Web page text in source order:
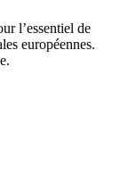
l’essentiel de
européennes.